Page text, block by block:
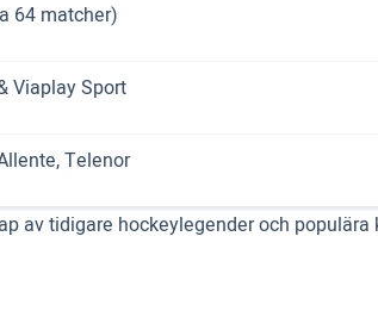
64 matcher)
Viaplay Sport
Telenor
av tidigare hockeylegender och